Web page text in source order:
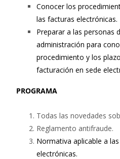
Conocer los
las facturas electrónicas.
Preparar a las personas
administración para
procedimiento y los
facturación en sede
PROGRAMA
Todas las novedades
Reglamento antifraude.
Normativa aplicable a
electrónicas.